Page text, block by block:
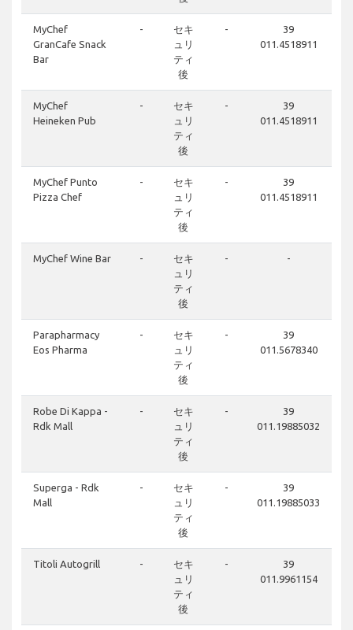
MyChef
GranCafe Snack
Bar
-
セキ
ュリ
ティ
後
-
39
011.4518911
MyChef
Heineken Pub
-
セキ
ュリ
ティ
後
-
39
011.4518911
MyChef Punto
Pizza Chef
-
セキ
ュリ
ティ
後
-
39
011.4518911
MyChef Wine Bar -
セキ
ュリ
ティ
後
- -
Parapharmacy
Eos Pharma
-
セキ
ュリ
ティ
後
-
39
011.5678340
Robe Di Kappa -
Rdk Mall
-
セキ
ュリ
ティ
後
-
39
011.19885032
Superga - Rdk
Mall
-
セキ
ュリ
ティ
後
-
39
011.19885033
Titoli Autogrill -
セキ
ュリ
ティ
後
-
39
011.9961154